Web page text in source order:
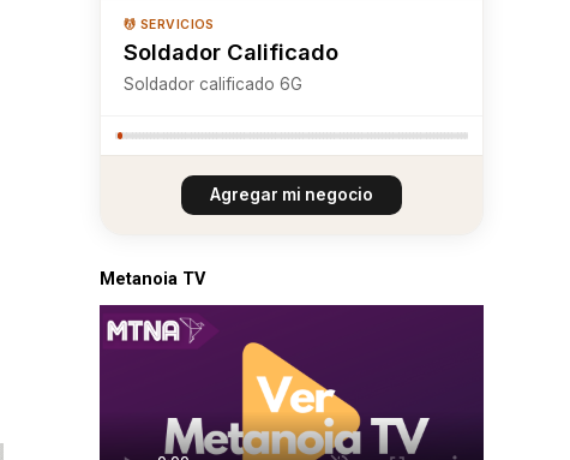
🛍️ COMERCIO Y ARTESANÍA
Territorio Sur Chile
Territorio Sur Chile es un emprendimiento
basado en upcycling, que crea piezas con
estampados inspirados en la flora, fauna y
culturas del sur de Chile. Rescata la
memoria local con productos sustentables
Agregar mi negocio
Metanoia TV